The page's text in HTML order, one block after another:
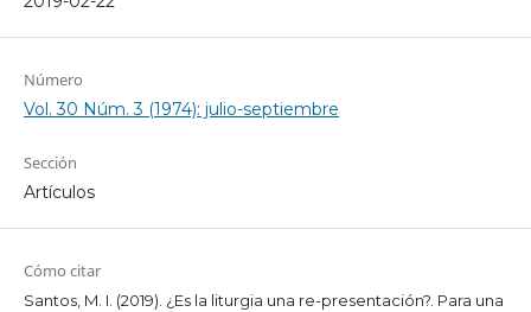
Número
Vol. 30 Núm. 3 (1974): julio-septiembre
Sección
Artículos
Cómo citar
Santos, M. I. (2019). ¿Es la liturgia una re-presentación?. Para una